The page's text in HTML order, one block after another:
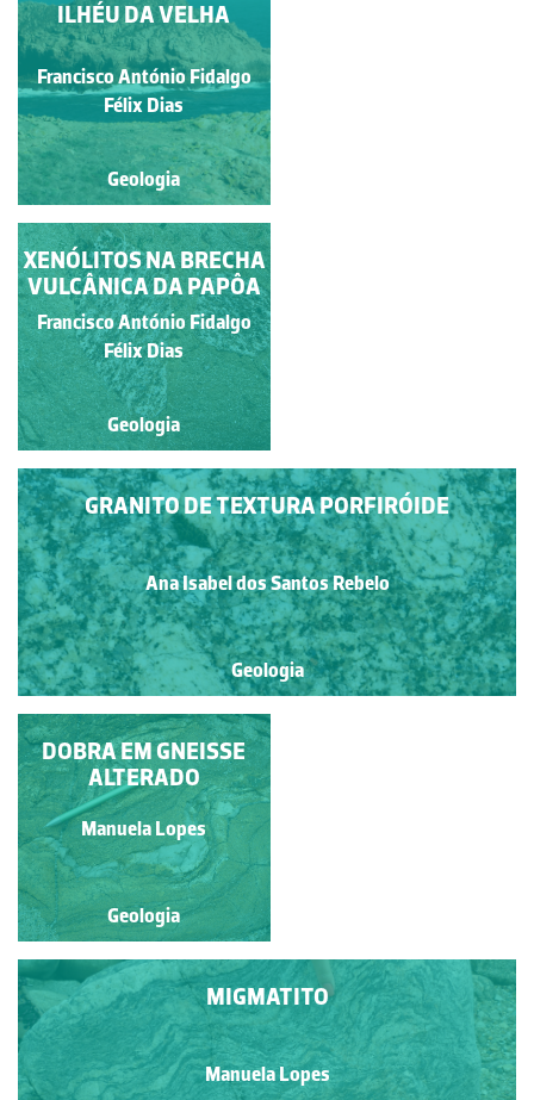
PAISAGEM DE CAOS
DE BLOCOS, JUNTO AO
MAR
Manuela Lopes
Geologia
ILHÉU DA VELHA
Francisco António Fidalgo
Félix Dias
Geologia
GRANITO DA
BERLENGA
Francisco António Fidalgo
Félix Dias
Geologia
GRANITO DE TEXTURA PORFIRÓIDE
Ana Isabel dos Santos Rebelo
Geologia
XENÓLITOS NA BRECHA
VULCÂNICA DA PAPÔA
Francisco António Fidalgo
Félix Dias
Geologia
ENCRAVE EM
GRANITO
PORFIRÓIDE
Manuela Lopes
Geologia
DOBRA EM GNEISSE
ALTERADO
Manuela Lopes
Geologia
MIGMATITO
Manuela Lopes